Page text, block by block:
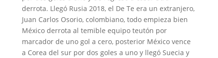
derrota. Llegó Rusia 2018, el De Te era un extranjero,
Juan Carlos Osorio, colombiano, todo empieza bien
México derrota al temible equipo teutón por
marcador de uno gol a cero, posterior México vence
a Corea del sur por dos goles a uno y llegó Suecia y